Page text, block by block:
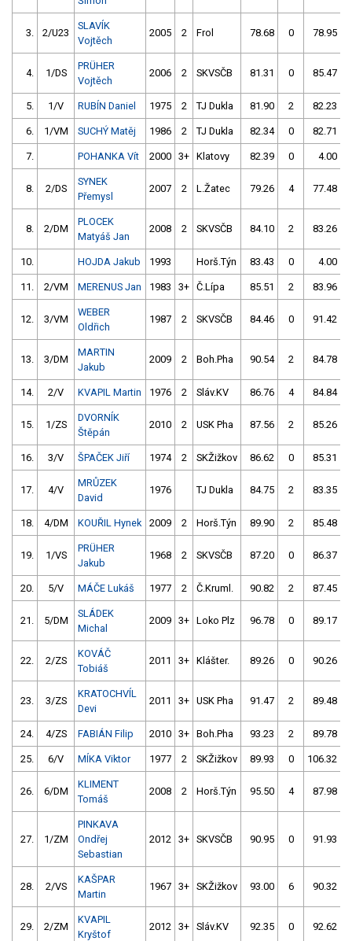
3. 2/U23
SLAVÍK
Vojtěch
2005 2 Frol 78.68 0 78.95
4. 1/DS
PRÜHER
Vojtěch
2006 2 SKVSČB 81.31 0 85.47
5. 1/V RUBÍN Daniel 1975 2 TJ Dukla 81.90 2 82.23
6. 1/VM SUCHÝ Matěj 1986 2 TJ Dukla 82.34 0 82.71
7. POHANKA Vít 2000 3+ Klatovy 82.39 0 4.00
8. 2/DS
SYNEK
Přemysl
2007 2 L.Žatec 79.26 4 77.48
8. 2/DM
PLOCEK
Matyáš Jan
2008 2 SKVSČB 84.10 2 83.26
10. HOJDA Jakub 1993 Horš.Týn 83.43 0 4.00
11. 2/VM MERENUS Jan 1983 3+ Č.Lípa 85.51 2 83.96
12. 3/VM
WEBER
Oldřich
1987 2 SKVSČB 84.46 0 91.42
13. 3/DM
MARTIN
Jakub
2009 2 Boh.Pha 90.54 2 84.78
14. 2/V KVAPIL Martin 1976 2 Sláv.KV 86.76 4 84.84
15. 1/ZS
DVORNÍK
Štěpán
2010 2 USK Pha 87.56 2 85.26
16. 3/V ŠPAČEK Jiří 1974 2 SKŽižkov 86.62 0 85.31
17. 4/V
MRŮZEK
David
1976 TJ Dukla 84.75 2 83.35
18. 4/DM KOUŘIL Hynek 2009 2 Horš.Týn 89.90 2 85.48
19. 1/VS
PRÜHER
Jakub
1968 2 SKVSČB 87.20 0 86.37
20. 5/V MÁČE Lukáš 1977 2 Č.Kruml. 90.82 2 87.45
21. 5/DM
SLÁDEK
Michal
2009 3+ Loko Plz 96.78 0 89.17
22. 2/ZS
KOVÁČ
Tobiáš
2011 3+ Klášter. 89.26 0 90.26
23. 3/ZS
KRATOCHVÍL
Devi
2011 3+ USK Pha 91.47 2 89.48
24. 4/ZS FABIÁN Filip 2010 3+ Boh.Pha 93.23 2 89.78
25. 6/V MÍKA Viktor 1977 2 SKŽižkov 89.93 0 106.32
26. 6/DM
KLIMENT
Tomáš
2008 2 Horš.Týn 95.50 4 87.98
27. 1/ZM
PINKAVA
Ondřej
Sebastian
2012 3+ SKVSČB 90.95 0 91.93
28. 2/VS
KAŠPAR
Martin
1967 3+ SKŽižkov 93.00 6 90.32
29. 2/ZM
KVAPIL
Kryštof
2012 3+ Sláv.KV 92.35 0 92.62